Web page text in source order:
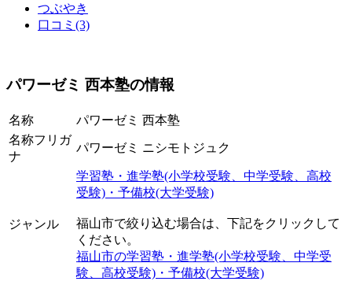
つぶやき
口コミ(3)
パワーゼミ 西本塾の情報
名称
パワーゼミ 西本塾
名称フリガ
ナ
パワーゼミ ニシモトジュク
ジャンル
学習塾・進学塾(小学校受験、中学受験、高校
受験)・予備校(大学受験)
福山市で絞り込む場合は、下記をクリックして
ください。
福山市の学習塾・進学塾(小学校受験、中学受
験、高校受験)・予備校(大学受験)